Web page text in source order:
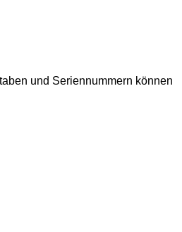
und Seriennummern können